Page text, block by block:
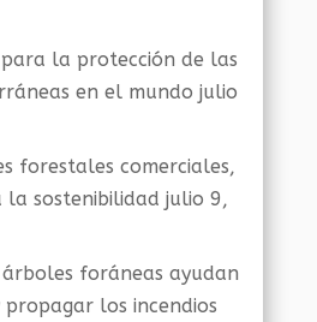
para la protección de las
en el mundo julio
forestales comerciales,
la sostenibilidad julio 9,
árboles foráneas ayudan
los incendios